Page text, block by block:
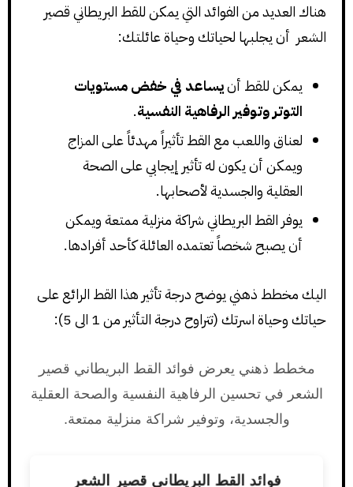
هناك العديد من الفوائد التي يمكن للقط البريطاني قصير
الشعر أن يجلبها لحياتك وحياة عائلتك:
يمكن للقط أنيساعد في خفض مستويات
التوتر وتوفير الرفاهية النفسية.
لعناق واللعب مع القط تأثيراً مهدئاً على المزاج
ويمكن أن يكون له تأثير إيجابي على الصحة
العقلية والجسدية لأصحابها.
يوفر القط البريطاني شراكة منزلية ممتعة ويمكن
أن يصبح شخصاً تعتمده العائلة كأحد أفرادها.
اليك مخطط ذهني يوضح درجة تأثير هذا القط الرائع على
حياتك وحياة اسرتك (تتراوح درجة التأثير من 1 الى 5):
مخطط ذهني يعرض فوائد القط البريطاني قصير
الشعر في تحسين الرفاهية النفسية والصحة العقلية
والجسدية، وتوفير شراكة منزلية ممتعة.